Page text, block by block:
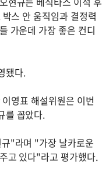
스 안 움직임과 결정력
가운데 가장 좋은 컨디
됐다.
영표 해설위원은 이번
를 꼽았다.
"라며 "가장 날카로운
고 있다"라고 평가했다.